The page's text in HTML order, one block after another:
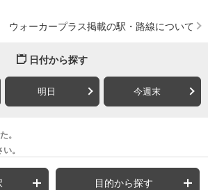
ウォーカープラス掲載の駅・路線について
日付から探す
明日 今週末
。
。
目的から探す